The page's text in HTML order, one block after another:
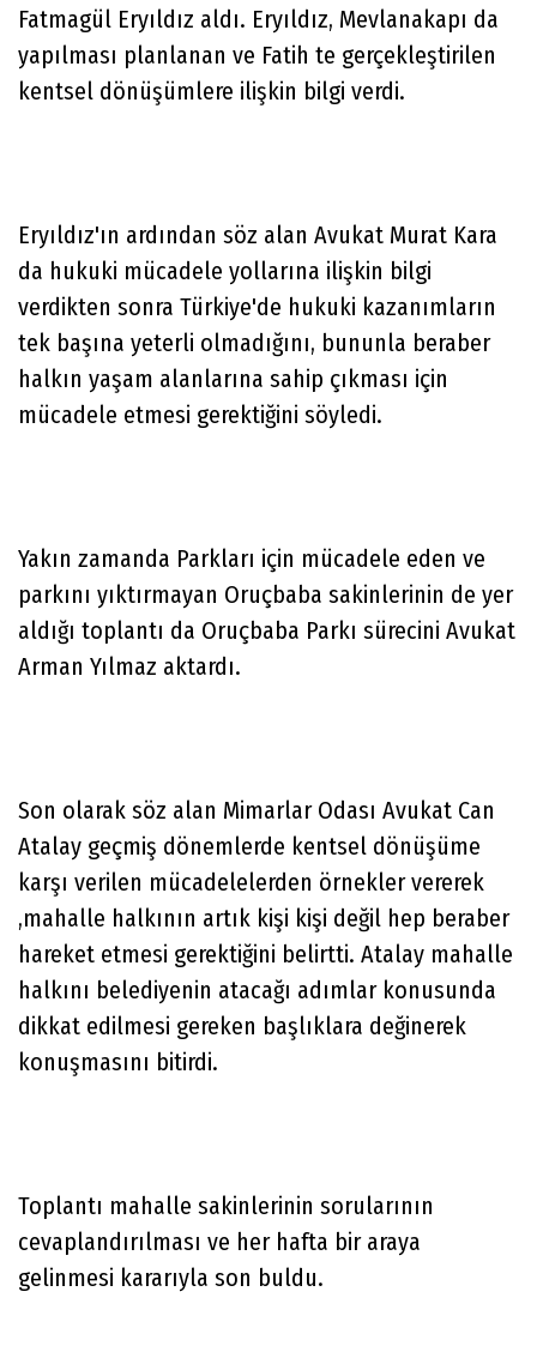
Fatmagül Eryıldız aldı. Eryıldız, Mevlanakapı da
yapılması planlanan ve Fatih te gerçekleştirilen
kentsel dönüşümlere ilişkin bilgi verdi.
Eryıldız'ın ardından söz alan Avukat Murat Kara
da hukuki mücadele yollarına ilişkin bilgi
verdikten sonra Türkiye'de hukuki kazanımların
tek başına yeterli olmadığını, bununla beraber
halkın yaşam alanlarına sahip çıkması için
mücadele etmesi gerektiğini söyledi.
Yakın zamanda Parkları için mücadele eden ve
parkını yıktırmayan Oruçbaba sakinlerinin de yer
aldığı toplantı da Oruçbaba Parkı sürecini Avukat
Arman Yılmaz aktardı.
Son olarak söz alan Mimarlar Odası Avukat Can
Atalay geçmiş dönemlerde kentsel dönüşüme
karşı verilen mücadelelerden örnekler vererek
,mahalle halkının artık kişi kişi değil hep beraber
hareket etmesi gerektiğini belirtti. Atalay mahalle
halkını belediyenin atacağı adımlar konusunda
dikkat edilmesi gereken başlıklara değinerek
konuşmasını bitirdi.
Toplantı mahalle sakinlerinin sorularının
cevaplandırılması ve her hafta bir araya
gelinmesi kararıyla son buldu.